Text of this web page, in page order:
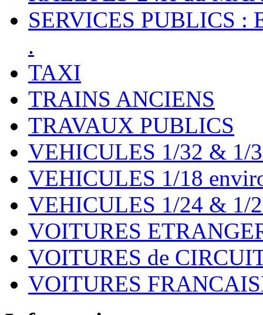
SERVICES PUBLICS :
.
TAXI
TRAINS ANCIENS
TRAVAUX PUBLICS
VEHICULES 1/32 & 1/
VEHICULES 1/18
VEHICULES 1/24 & 1/
VOITURES
VOITURES de
VOITURES